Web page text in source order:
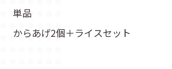
単品
からあげ2個＋ライスセット